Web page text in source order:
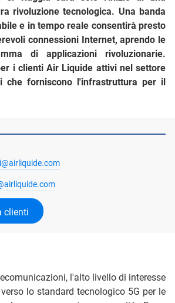
rivoluzione tecnologica. Una banda
e in tempo reale consentirà presto
connessioni Internet, aprendo le
di applicazioni rivoluzionarie.
i clienti Air Liquide attivi nel settore
che forniscono l'infrastruttura per il
clienti
l'alto livello di interesse
lo standard tecnologico 5G per le